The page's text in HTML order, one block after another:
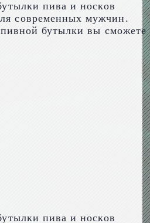
современных мужчин.
бутылки вы сможете